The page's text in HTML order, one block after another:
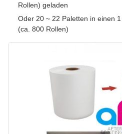
Rollen) geladen
Oder 20 ~ 22 Paletten in einen
(ca. 800 Rollen)